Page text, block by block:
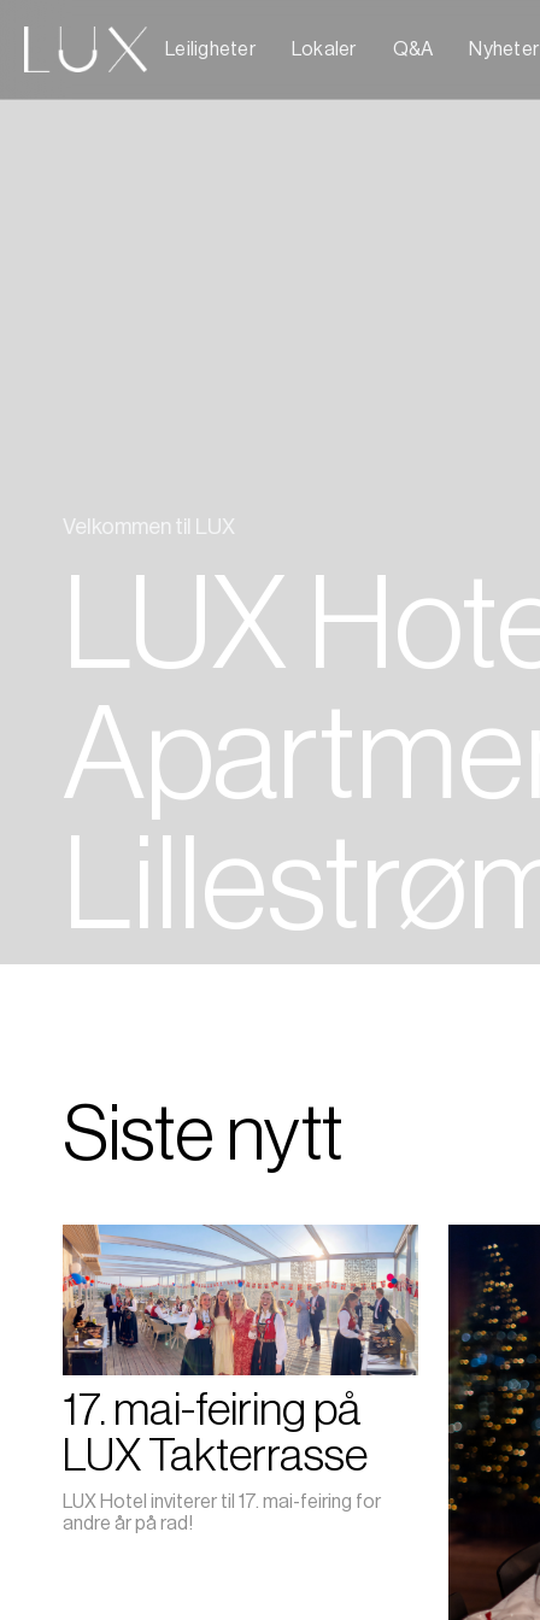
Leiligheter Lokaler Q&A Nyheter
Velkommen til LUX
LUX
Siste nytt
17. mai-feiring på
LUX Takterrasse
LUX Hotel inviterer til 17. mai-feiring for
andre år på rad!